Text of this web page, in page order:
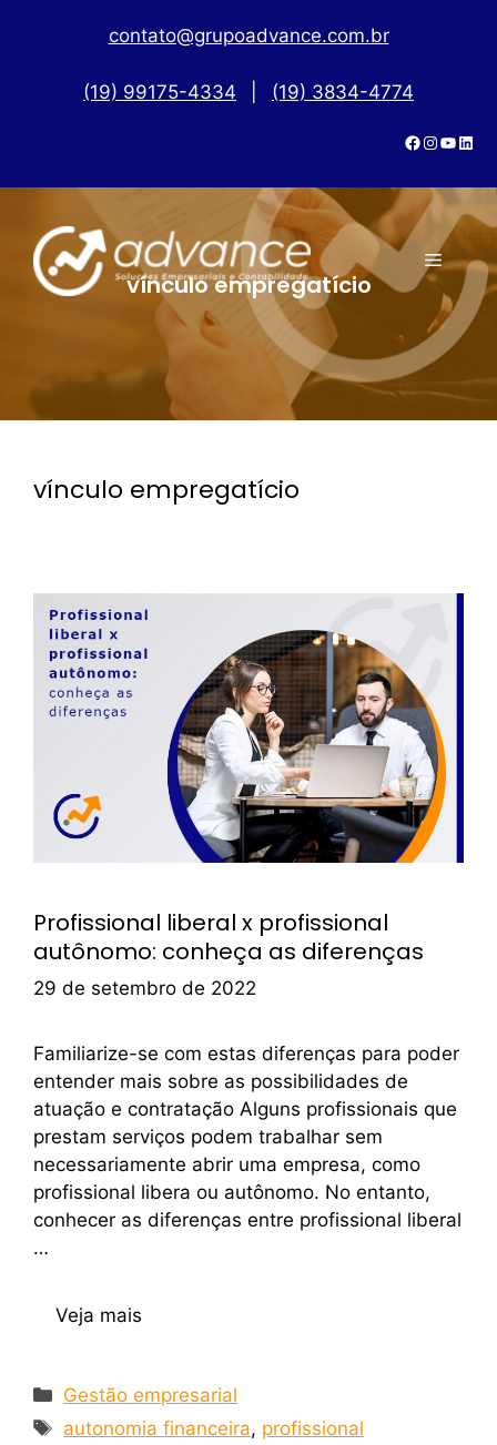
contato@grupoadvance.com.br
(19) 99175-4334 (19) 3834-4774
vínculo empregatício
vínculo empregatício
Profissional liberal x profissional
autônomo: conheça as diferenças
29 de setembro de 2022
Familiarize-se com estas diferenças para poder
entender mais sobre as possibilidades de
atuação e contratação Alguns profissionais que
prestam serviços podem trabalhar sem
necessariamente abrir uma empresa, como
profissional libera ou autônomo. No entanto,
conhecer as diferenças entre profissional liberal
…
Veja mais
Gestão empresarial
autonomia financeira, profissional